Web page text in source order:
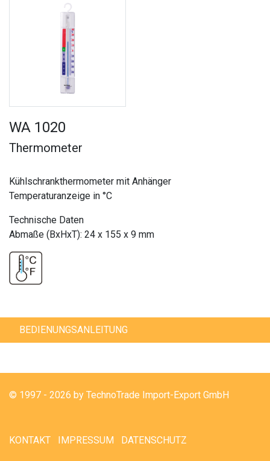
WA 1020
Thermometer
Kühlschrankthermometer mit Anhänger
Temperaturanzeige in °C
Technische Daten
Abmaße (BxHxT): 24 x 155 x 9 mm
BEDIENUNGSANLEITUNG
© 1997 - 2026 by TechnoTrade Import-Export GmbH
KONTAKT IMPRESSUM DATENSCHUTZ